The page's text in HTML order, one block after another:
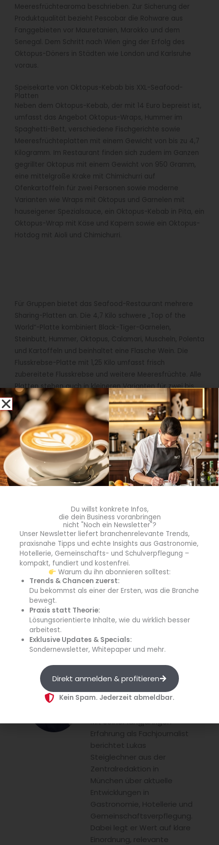
Meeresfrüchtearoma beschrieben. Zur Sicherung der
Produktqualität bezieht Pescobar die Rohware aus
Fanggebieten vor Mauretanien, Marokko und dem
Senegal. Dem Schritt nach Wien ging der Erfolg des
Oktopus-Döners in Städten wie London und Karlsruhe
voraus.
Speisekarte von Oktopus-Kebab bis XXL-Seafood-
Platten
Neben dem Oktopus-Kebab, der mit 14 Euro bepreist ist,
umfasst das Angebot Oktopus-Wraps, Hummer im
Spaghetti-Bett, verschiedene Fischgerichte sowie
Meeresfrüchteplatten mit einem Gewicht von bis zu 4,7
Kilogramm. Im Restaurant finden sich zudem im Ganzen
gegrillter Oktopus mit einem Gewicht von 950 Gramm,
eine mittelgroße Krake mit Chimichurri auf
Ofenkartoffeln für zwei Personen sowie moderne
Varianten wie Wraps mit Oktopus und Garnelen mit
hauseigener Spezialsauce, ein Oktopus-Kebab in Pita, ein
Oktopus-Wrap mit Käse und Kapern sowie ein Oktopus-
Hotdog mit Aioli und Chimichurri.
Für Gruppen bietet das Seafood-Restaurant mehrere
Sharing-Platten an. Die 4,7 Kilo schwere „Top of the
World“-Platte kombiniert Black-Tiger-Garnelen,
Steinbutt, Hummer, Oktopus, Calamari, Muscheln, Polenta
und Kartoffeln und beinhaltet eine Flasche Wein. Die
Flusskrebse-Platte mit 1,25 Kilo umfasst frisch
zubereitete Flusskrebse und weitere Meeresfrüchte. Alle
Platten stehen auch in kleineren Varianten für zwei bis
drei Personen zur Verfügung und werden jeweils mit
einer Flasche Weißwein oder Rosé serviert.
Gesundheitsversprechen und Produktpositionierung
Gründer Paul Nicolau beschreibt den Kern des Konzepts:
„Mein Oktopus-Kebab ist frischer und gesünder als das
herkömmliche Angebot, ohne dabei für den Gaumen
völlig fremd zu sein.“ Er stellt dem Angebot der Pescobar
den klassischen Döner gegenüber: „Während klassischer
gesättigten Fettsäuren und versteckten Zusatzstoffen
besteht, setzen wir auf ein unverfälschtes Naturprodukt.
Oktopus liefert hochwertige Proteine und wertvolle
Omega 3 Fettsäuren, die das Herz-Kreislauf-System
unterstützen. In Kombination mit frischem Gemüse und
gesunden Fetten in unseren Saucen bieten wir eine
Mahlzeit, die nährstoffreicher und gleichzeitig deutlich
kalorienärmer ist als die Fleischvariante.“
Quelle:Pescobar
Lukas
Mit seiner langjährigen
Erfahrung als Fachjournalist
berichtet Lukas
Steiglechner aus der
Zentralredaktion in
München über aktuelle
Entwicklungen in
Gastronomie, Hotellerie und
Gemeinschaftsverpflegung.
Dabei legt er Wert auf klare
Einordnung, relevante
Du willst konkrete Infos,
die dein Business voranbringen
nicht "Noch ein Newsletter"?
Unser Newsletter liefert branchenrelevante Trends,
praxisnahe Tipps und echte Insights aus Gastronomie,
Hotellerie, Gemeinschafts- und Schulverpflegung –
kompakt, fundiert und kostenfrei.
Warum du ihn abonnieren solltest:
Trends & Chancen zuerst:
Du bekommst als einer der Ersten, was die Branche
bewegt.
Praxis statt Theorie:
Lösungsorientierte Inhalte, wie du wirklich besser
arbeitest.
Exklusive Updates & Specials:
Sondernewsletter, Whitepaper und mehr.
Direkt anmelden & profitieren
Kein Spam. Jederzeit abmeldbar.